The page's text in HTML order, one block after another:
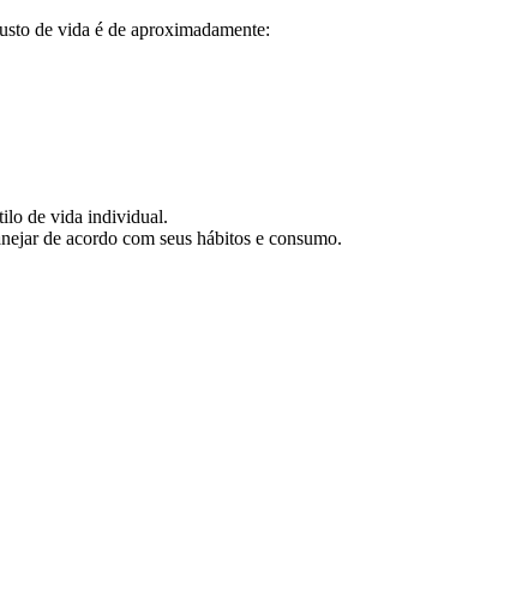
de vida é de aproximadamente:
de vida individual.
de acordo com seus hábitos e consumo.